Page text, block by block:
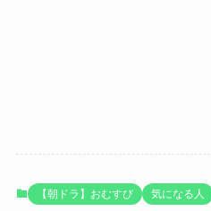
【朝ドラ】おむすび 気になる人